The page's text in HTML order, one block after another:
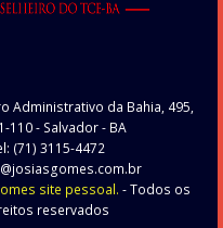
Administrativo da Bahia, 495,
110- Salvador - BA
(71) 3115-4472
site pessoal. - Todos os
reservados